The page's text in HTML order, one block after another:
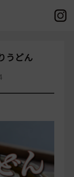
うどん